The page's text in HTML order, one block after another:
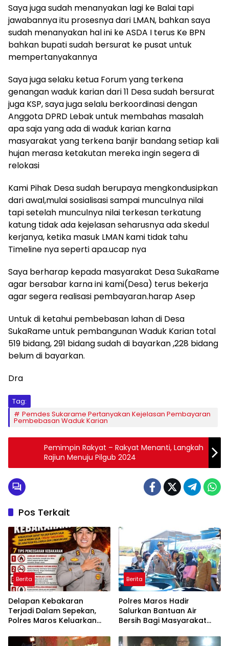
Saya juga sudah menanyakan lagi ke Balai tapi
jawabannya itu prosesnya dari LMAN, bahkan saya
sudah menanyakan hal ini ke ASDA I terus Ke BPN
bahkan bupati sudah bersurat ke pusat untuk
mempertanyakannya
Saya juga selaku ketua Forum yang terkena
genangan waduk karian dari 11 Desa sudah bersurat
juga KSP, saya juga selalu berkoordinasi dengan
Anggota DPRD Lebak untuk membahas masalah
apa saja yang ada di waduk karian karna
masyarakat yang terkena banjir bandang setiap kali
hujan merasa ketakutan mereka ingin segera di
relokasi
Kami Pihak Desa sudah berupaya mengkondusipkan
dari awal,mulai sosialisasi sampai munculnya nilai
tapi setelah munculnya nilai terkesan terkatung
katung tidak ada kejelasan seharusnya ada skedul
kerjanya, ketika masuk LMAN kami tidak tahu
Timeline nya seperti apa.ucap nya
Saya berharap kepada masyarakat Desa SukaRame
agar bersabar karna ini kami(Desa) terus bekerja
agar segera realisasi pembayaran.harap Asep
Untuk di ketahui pembebasan lahan di Desa
SukaRame untuk pembangunan Waduk Karian total
519 bidang, 291 bidang sudah di bayarkan ,228 bidang
belum di bayarkan.
Dra
Tag:
Pemdes Sukarame Pertanyakan Kejelasan Pembayaran
Pembebasan Waduk Karian
Pemimpin Rakyat – Rakyat Menanti, Langkah
Rajiun Menuju Pilgub 2024
Pos Terkait
Berita
Delapan Kebakaran
Terjadi Dalam Sepekan,
Polres Maros Keluarkan
Masyarakat
Berita
Polres Maros Hadir
Salurkan Bantuan Air
Bersih Bagi Masyarakat
Di Maros